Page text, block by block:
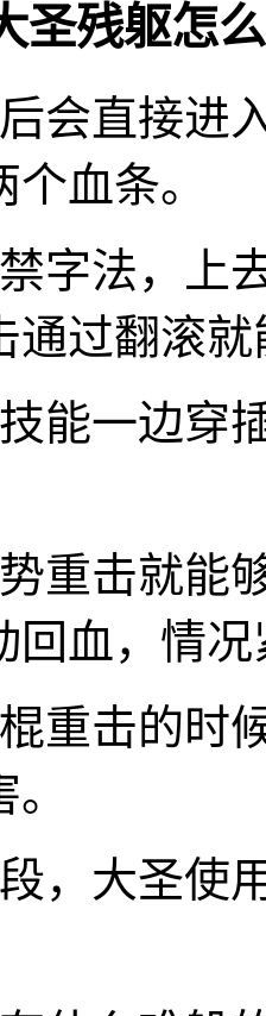
圣残躯怎
会直接进
血条。
字法，上
通过翻滚就
能一边穿
重击就能
回血，情
重击的时
，大圣使